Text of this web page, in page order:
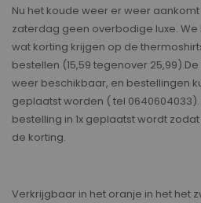
Nu het koude weer er weer
zaterdag geen overbodige luxe.
wat korting krijgen op de
bestellen (15,59 tegenover
weer beschikbaar, en bestellingen
geplaatst worden ( tel
bestelling in 1x geplaatst wordt
de korting.
Verkrijgbaar in het oranje in het het